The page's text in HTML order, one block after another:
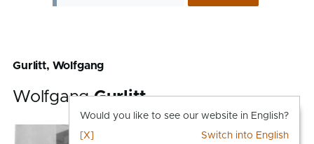
Gurlitt, Wolfgang
WolfgangGurlitt
Would you like to see our website in English?
Switch into English
[X]